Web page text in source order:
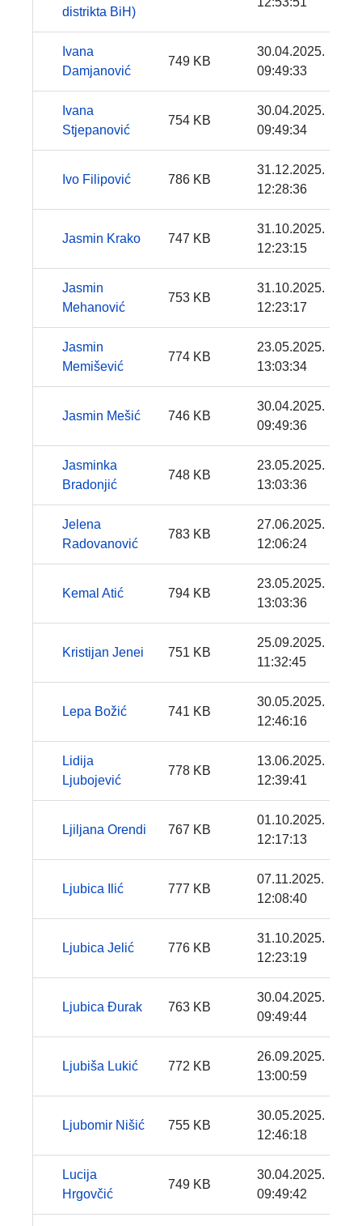
distrikta BiH)
Ivana
Damjanović
749 KB
30.04.2025.
09:49:33
Ivana
Stjepanović
754 KB
30.04.2025.
09:49:34
Ivo Filipović 786 KB
31.12.2025.
12:28:36
Jasmin Krako 747 KB
31.10.2025.
12:23:15
Jasmin
Mehanović
753 KB
31.10.2025.
12:23:17
Jasmin
Memišević
774 KB
23.05.2025.
13:03:34
Jasmin Mešić 746 KB
30.04.2025.
09:49:36
Jasminka
Bradonjić
748 KB
23.05.2025.
13:03:36
Jelena
Radovanović
783 KB
27.06.2025.
12:06:24
Kemal Atić 794 KB
23.05.2025.
13:03:36
Kristijan Jenei 751 KB
25.09.2025.
11:32:45
Lepa Božić 741 KB
30.05.2025.
12:46:16
Lidija
Ljubojević
778 KB
13.06.2025.
12:39:41
Ljiljana Orendi 767 KB
01.10.2025.
12:17:13
Ljubica Ilić 777 KB
07.11.2025.
12:08:40
Ljubica Jelić 776 KB
31.10.2025.
12:23:19
Ljubica Đurak 763 KB
30.04.2025.
09:49:44
Ljubiša Lukić 772 KB
26.09.2025.
13:00:59
Ljubomir Nišić 755 KB
30.05.2025.
12:46:18
Lucija
Hrgovčić
749 KB
30.04.2025.
09:49:42